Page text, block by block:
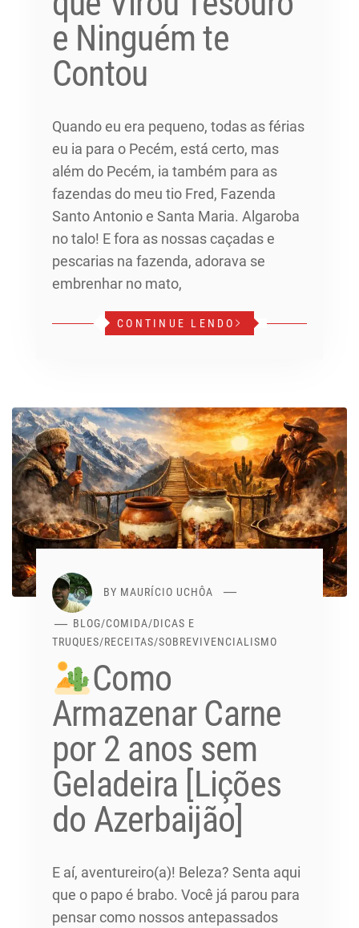
e Ninguém te
Contou
Quando eu era pequeno, todas as férias
eu ia para o Pecém, está certo, mas
além do Pecém, ia também para as
fazendas do meu tio Fred, Fazenda
Santo Antonio e Santa Maria. Algaroba
no talo! E fora as nossas caçadas e
pescarias na fazenda, adorava se
embrenhar no mato,
CONTINUE LENDO
BY MAURÍCIO UCHÔA
BLOG/COMIDA/DICAS E
TRUQUES/RECEITAS/SOBREVIVENCIALISMO
Como
Armazenar Carne
por 2 anos sem
Geladeira [Lições
do Azerbaijão]
E aí, aventureiro(a)! Beleza? Senta aqui
que o papo é brabo. Você já parou para
pensar como nossos antepassados